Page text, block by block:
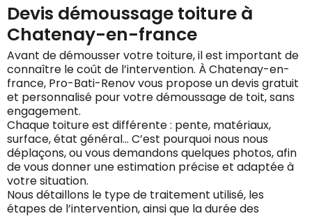
Devis démoussage toiture à
Chatenay-en-france
Avant de démousser votre toiture, il est important de
connaître le coût de l’intervention. À Chatenay-en-
france, Pro-Bati-Renov vous propose un devis gratuit
et personnalisé pour votre démoussage de toit, sans
engagement.
Chaque toiture est différente : pente, matériaux,
surface, état général… C’est pourquoi nous nous
déplaçons, ou vous demandons quelques photos, afin
de vous donner une estimation précise et adaptée à
votre situation.
Nous détaillons le type de traitement utilisé, les
étapes de l’intervention, ainsi que la durée des